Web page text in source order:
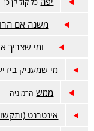
משנה אם
ומי שצריך
מי שמעניק
ממש הרמוניה
אינטרנט